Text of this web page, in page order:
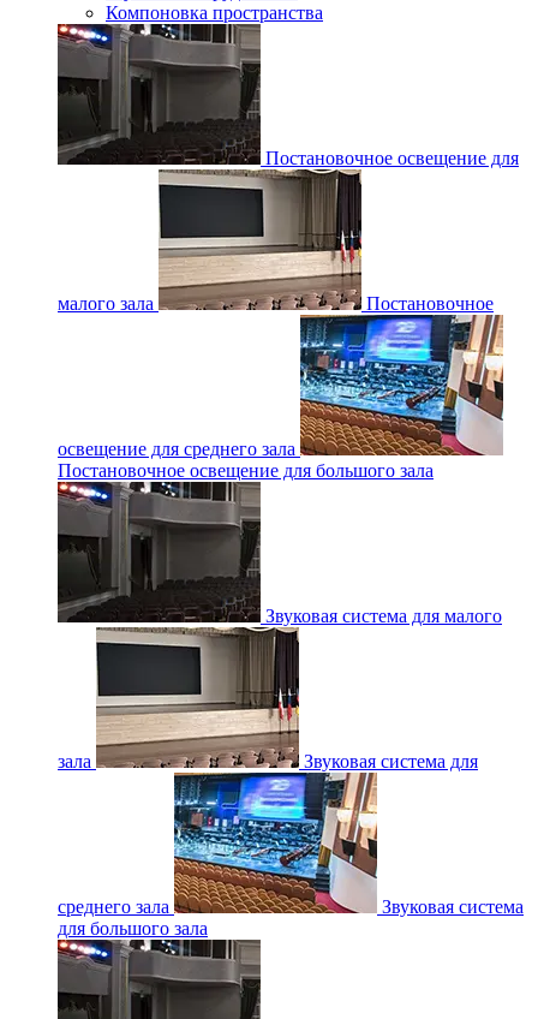
Компоновка пространства
Постановочное освещение для
малого зала Постановочное
освещение для среднего зала
Постановочное освещение для большого зала
Звуковая система для малого
зала Звуковая система для
среднего зала
Звуковая система
для большого зала